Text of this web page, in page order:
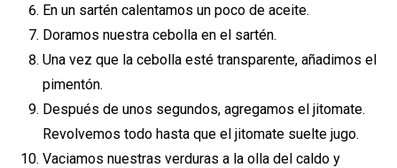
En un sartén calentamos un poco de aceite.
Doramos nuestra cebolla en el sartén.
Una vez que la cebolla esté transparente, añadimos el
pimentón.
Después de unos segundos, agregamos el jitomate.
Revolvemos todo hasta que el jitomate suelte jugo.
Vaciamos nuestras verduras a la olla del caldo y